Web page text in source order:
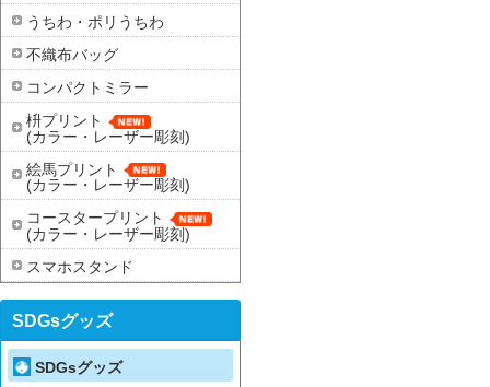
うちわ・ポリうちわ
不織布バッグ
コンパクトミラー
枡プリント
(カラー・レーザー彫刻)
絵馬プリント
(カラー・レーザー彫刻)
コースタープリント
(カラー・レーザー彫刻)
スマホスタンド
SDGsグッズ
SDGsグッズ